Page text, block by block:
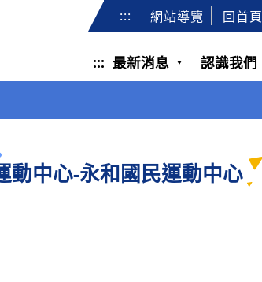
::: 網站導覽 回首頁
::: 最新消息 認識我們
動中心-永和國民運動中心